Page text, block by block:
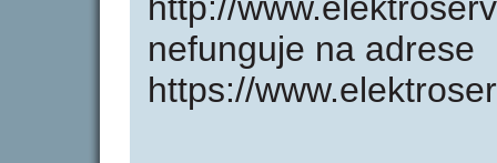
nefunguje na adrese
https://